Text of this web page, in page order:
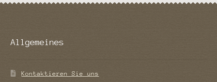
Allgemeines
Kontaktieren Sie uns